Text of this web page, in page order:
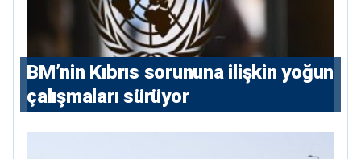
BM’nin Kıbrıs sorununa ilişkin yoğun
çalışmaları sürüyor